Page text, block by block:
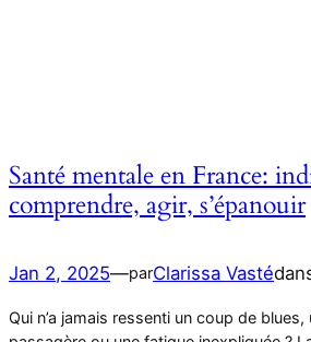
Santé mentale en France:
comprendre, agir, s’épanouir
Jan 2, 2025—parClarissa Vasté
Qui n’a jamais ressenti un coup de